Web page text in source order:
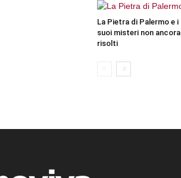
La Pietra di Palermo e i
suoi misteri non ancora
risolti